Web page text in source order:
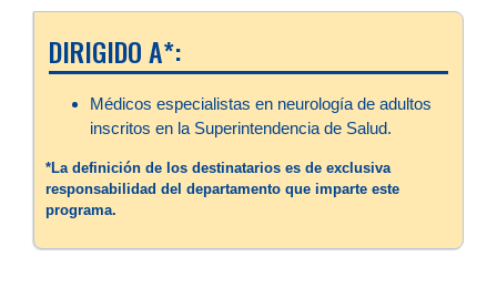
DIRIGIDO A*:
Médicos especialistas en neurología de adultos
inscritos en la Superintendencia de Salud.
*La definición de los destinatarios es de exclusiva
responsabilidad del departamento que imparte este
programa.